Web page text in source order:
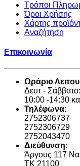
Τρόποι
Όροι Χρήσης
Χάρτης
Αναζήτηση
Επικοινωνία
Ωράριο
Δευτ - Σάββατο:
10:00 -14:30
Τηλέφωνα:
2752306737
2752306729
2752043470
Διεύθυνση:
Άργους 117
TK 21100